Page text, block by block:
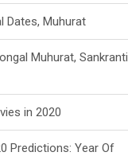
Dates, Muhurat
Muhurat, Sankranti
in 2020
Predictions: Year Of